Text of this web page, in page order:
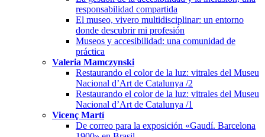
responsabilidad compartida
El museo, vivero multidisciplinar: un entorno
donde descubrir mi profesión
Museos y accesibilidad: una comunidad de
práctica
Valeria Mamczynski
Restaurando el color de la luz: vitrales del Museu
Nacional d’Art de Catalunya /2
Restaurando el color de la luz: vitrales del Museu
Nacional d’Art de Catalunya /1
Vicenç Martí
De correo para la exposición «Gaudí. Barcelona